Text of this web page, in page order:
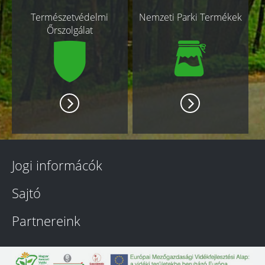
Természetvédelmi
Őrszolgálat
Nemzeti Parki Termékek
Jogi informácók
Sajtó
Partnereink